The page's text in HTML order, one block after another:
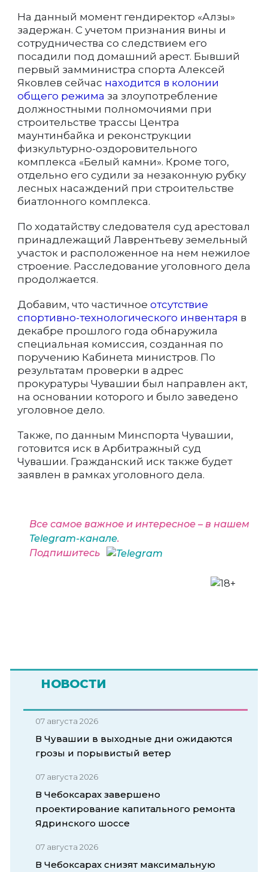
На данный момент гендиректор «Алзы»
задержан. С учетом признания вины и
сотрудничества со следствием его
посадили под домашний арест. Бывший
первый замминистра спорта Алексей
Яковлев сейчас находится в колонии
общего режима за злоупотребление
должностными полномочиями при
строительстве трассы Центра
маунтинбайка и реконструкции
физкультурно-оздоровительного
комплекса «Белый камни». Кроме того,
отдельно его судили за незаконную рубку
лесных насаждений при строительстве
биатлонного комплекса.
По ходатайству следователя суд арестовал
принадлежащий Лаврентьеву земельный
участок и расположенное на нем нежилое
строение. Расследование уголовного дела
продолжается.
Добавим, что частичное отсутствие
спортивно-технологического инвентаря в
декабре прошлого года обнаружила
специальная комиссия, созданная по
поручению Кабинета министров. По
результатам проверки в адрес
прокуратуры Чувашии был направлен акт,
на основании которого и было заведено
уголовное дело.
Также, по данным Минспорта Чувашии,
готовится иск в Арбитражный суд
Чувашии. Гражданский иск также будет
заявлен в рамках уголовного дела.
Все самое важное и интересное – в нашем
Telegram-канале.
Подпишитесь
НОВОСТИ
07 августа 2026
В Чувашии в выходные дни ожидаются
грозы и порывистый ветер
07 августа 2026
В Чебоксарах завершено
проектирование капитального ремонта
Ядринского шоссе
07 августа 2026
В Чебоксарах снизят максимальную